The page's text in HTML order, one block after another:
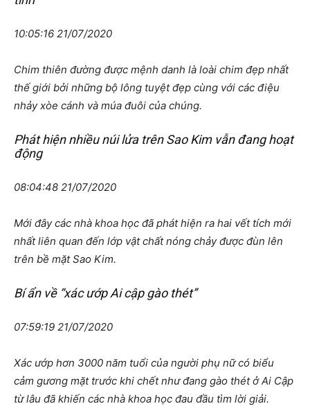
10:05:16 21/07/2020
Chim thiên đường được mệnh danh là loài chim đẹp nhất
thế giới bởi những bộ lông tuyệt đẹp cùng với các điệu
nhảy xòe cánh và múa đuôi của chúng.
Phát hiện nhiều núi lửa trên Sao Kim vẫn đang hoạt
động
08:04:48 21/07/2020
Mới đây các nhà khoa học đã phát hiện ra hai vết tích mới
nhất liên quan đến lớp vật chất nóng chảy được đùn lên
trên bề mặt Sao Kim.
Bí ẩn về “xác ướp Ai cập gào thét”
07:59:19 21/07/2020
Xác ướp hơn 3000 năm tuổi của người phụ nữ có biểu
cảm gương mặt trước khi chết như đang gào thét ở Ai Cập
từ lâu đã khiến các nhà khoa học đau đầu tìm lời giải.